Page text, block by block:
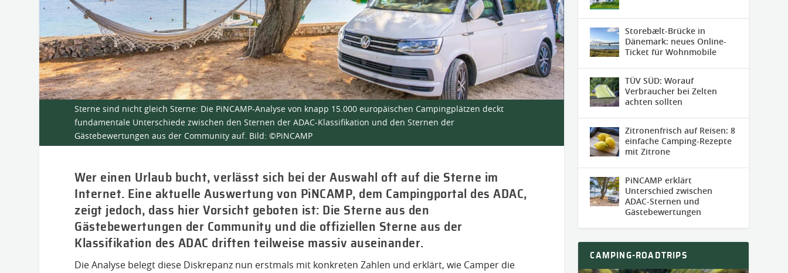
Sterne sind nicht gleich Sterne: Die PiNCAMP-Analyse von knapp 15.000 europäischen Campingplätzen deckt
fundamentale Unterschiede zwischen den Sternen der ADAC-Klassifikation und den Sternen der
Gästebewertungen aus der Community auf. Bild: ©PiNCAMP
Wer einen Urlaub bucht, verlässt sich bei der Auswahl oft auf die Sterne im
Internet. Eine aktuelle Auswertung von PiNCAMP, dem Campingportal des ADAC,
zeigt jedoch, dass hier Vorsicht geboten ist: Die Sterne aus den
Gästebewertungen der Community und die offiziellen Sterne aus der
Klassifikation des ADAC driften teilweise massiv auseinander.
Die Analyse belegt diese Diskrepanz nun erstmals mit konkreten Zahlen und erklärt, wie Camper die
Storebælt-Brücke in
Dänemark: neues Online-
Ticket für Wohnmobile
TÜV SÜD: Worauf
Verbraucher bei Zelten
achten sollten
Zitronenfrisch auf Reisen: 8
einfache Camping-Rezepte
mit Zitrone
PiNCAMP erklärt
Unterschied zwischen
ADAC-Sternen und
Gästebewertungen
CAMPING-ROADTRIPS